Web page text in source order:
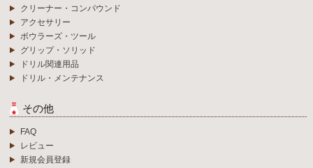
クリーナー・コンパウンド
アクセサリー
ボウラーズ・ツール
グリップ・ソリッド
ドリル関連用品
ドリル・メンテナンス
その他
FAQ
レビュー
新規会員登録